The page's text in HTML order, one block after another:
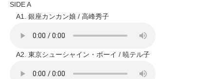
SIDE A
A1. 銀座カンカン娘 / 高峰秀子
A2. 東京シューシャイン・ボーイ / 暁テル子